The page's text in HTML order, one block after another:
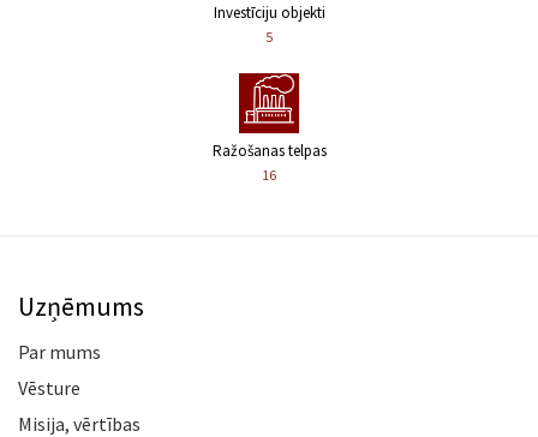
Investīciju objekti
5
Ražošanas telpas
16
Uzņēmums
Par mums
Vēsture
Misija, vērtības